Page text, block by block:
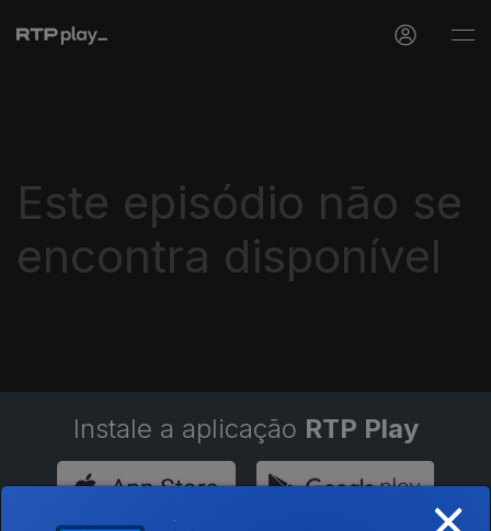
Este episódio não se
encontra disponível
Instale a aplicação RTP Play
×